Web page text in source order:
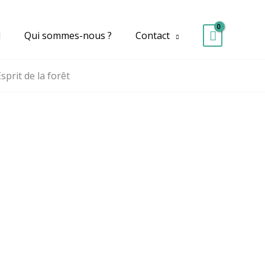
Qui sommes-nous ? Contact
de la forêt